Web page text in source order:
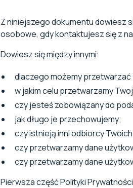
Z niniejszego dokumentu dowiesz
osobowe, gdy kontaktujesz się z
Dowiesz się między innymi:
dlaczego możemy przetwarzać
w jakim celu przetwarzamy
czy jesteś zobowiązany do
jak długo je przechowujemy;
czy istnieją inni odbiorcy
czy przetwarzamy dane
czy przetwarzamy dane
Pierwsza część Polityki